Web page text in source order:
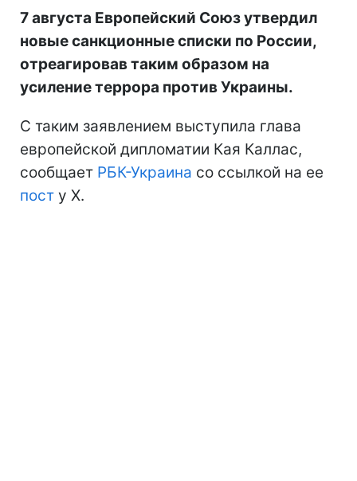
7 августа Европейский Союз утвердил
новые санкционные списки по России,
отреагировав таким образом на
усиление террора против Украины.
С таким заявлением выступила глава
европейской дипломатии Кая Каллас,
сообщает РБК-Украина со ссылкой на ее
пост у Х.